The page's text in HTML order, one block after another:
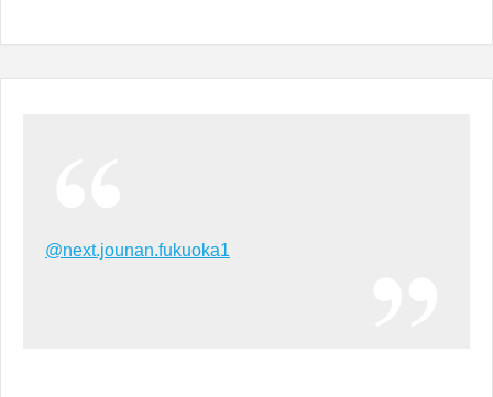
@next.jounan.fukuoka1